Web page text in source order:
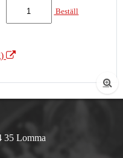
Beställ
35 Lomma